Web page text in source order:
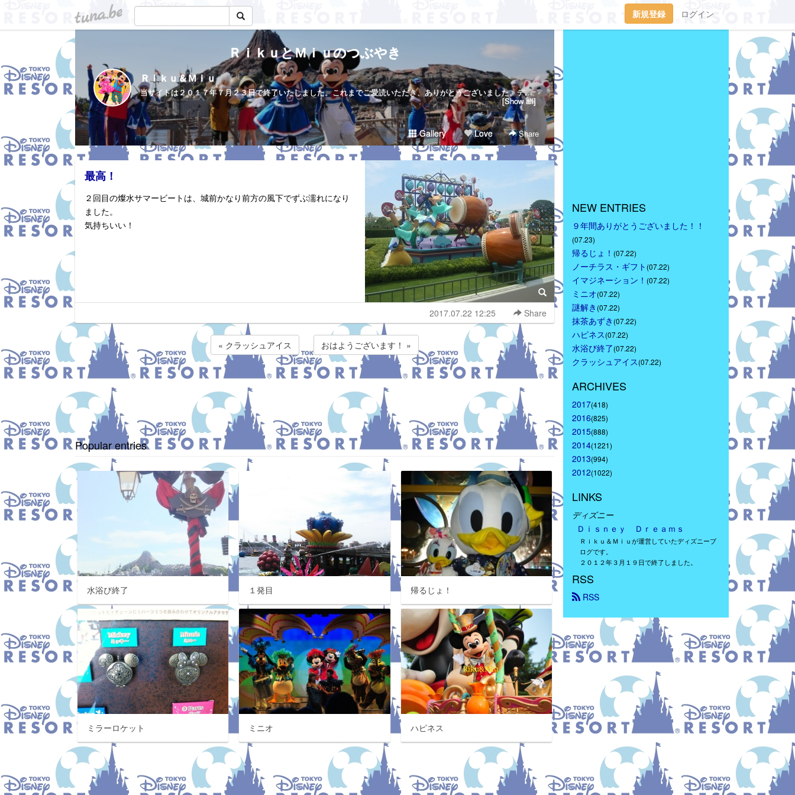
tuna.be 新規登録 ログイン
ＲｉｋｕとＭｉｕのつぶやき
Ｒｉｋｕ＆Ｍｉｕ
当サイトは２０１７年７月２３日で終了いたしました。これまでご愛読いただき、ありがとうございました。ディズニー大好き夫婦のＲｉｋｕ＆Ｍｉｕです。日々の他愛も無いことを呟きます。＜管理人＞Ｒｉｋｕ（夫）→妻の影響でディズニー好きになったにわかファンＭｉｕ（妻）→子供の頃から根っからのディズニー好きＤｉｓｎｅｙ Ｄｒｅａｍｓhttp://waltdisneymagic.blog135.fc2.com/２０１２年３月までＲｉｋｕ＆Ｍｉｕが運営していたディズニーブログです。
[Show all]
Gallery Love Share
最高！
２回目の燦水サマービートは、城前かなり前方の風下でずぶ濡れになり
ました。
気持ちいい！
2017.07.22 12:25 Share
« クラッシュアイス おはようございます！ »
Popular entries
水浴び終了 １発目 帰るじょ！
ミラーロケット ミニオ ハピネス
NEW ENTRIES
９年間ありがとうございました！！
(07.23)
帰るじょ！ (07.22)
ノーチラス・ギフト(07.22)
イマジネーション！ (07.22)
ミニオ(07.22)
謎解き(07.22)
抹茶あずき(07.22)
ハピネス(07.22)
水浴び終了(07.22)
クラッシュアイス(07.22)
ARCHIVES
2017(418)
2016(825)
2015(888)
2014(1221)
2013(994)
2012(1022)
LINKS
ディズニー
Ｄｉｓｎｅｙ　Ｄｒｅａｍｓ
Ｒｉｋｕ＆Ｍｉｕが運営していたディズニーブ
ログです。
２０１２年３月１９日で終了しました。
RSS
RSS